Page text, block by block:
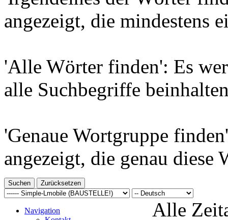
angezeigt, die mindestens
'Alle Wörter finden': Es
alle Suchbegriffe
'Genaue Wortgruppe
angezeigt, die genau diese
Navigation
Alle